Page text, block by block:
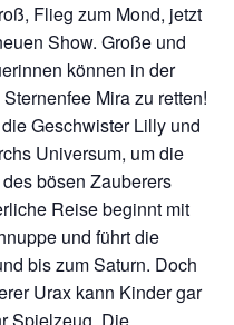
Flieg zum Mond, jetzt
Show. Große und
können in der
Mira zu retten!
Geschwister Lilly und
Universum, um die
bösen Zauberers
Reise beginnt mit
und führt die
bis zum Saturn. Doch
Urax kann Kinder gar